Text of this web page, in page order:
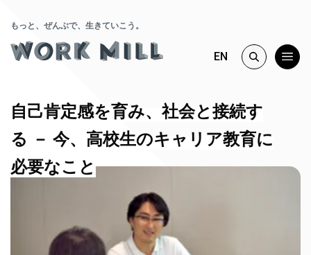
もっと、ぜんぶで、生きていこう。
EN
自己肯定感を育み、社会と接続す
る － 今、高校生のキャリア教育に
必要なこと